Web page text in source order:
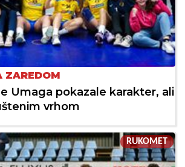
ZAREDOM
Umaga pokazale karakter, ali
vrhom
RUKOMET